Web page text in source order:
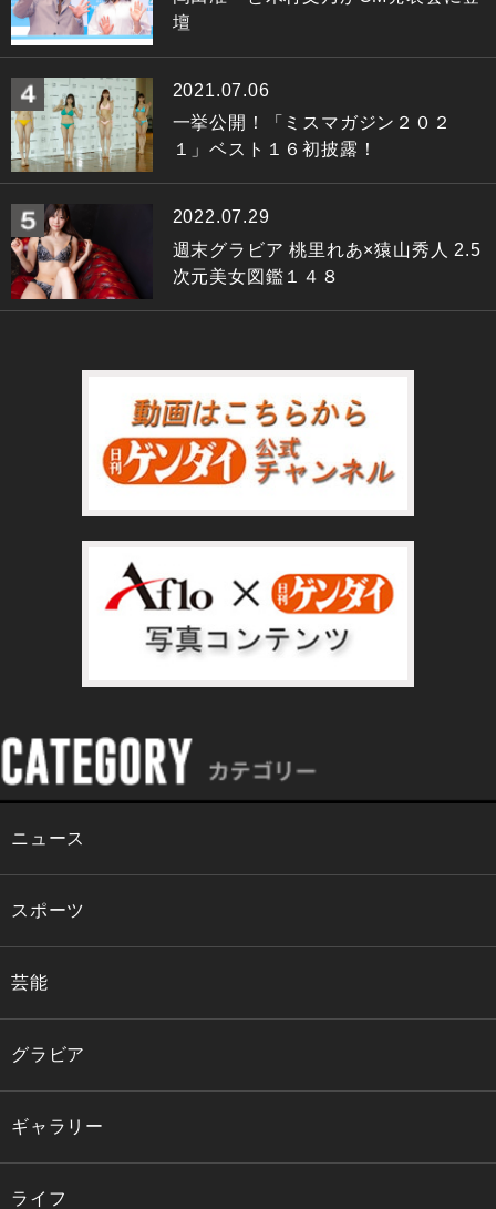
壇
2021.07.06
一挙公開！「ミスマガジン２０２
１」ベスト１６初披露！
2022.07.29
週末グラビア 桃里れあ×猿山秀人 2.5
次元美女図鑑１４８
ニュース
スポーツ
芸能
グラビア
ギャラリー
ライフ